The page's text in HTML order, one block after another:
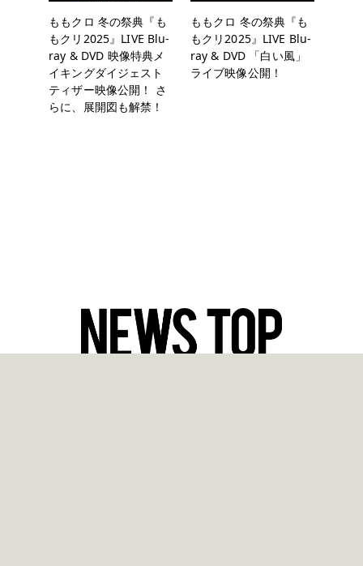
ももクロ 冬の祭典『も
もクリ2025』LIVE Blu-
ray & DVD 映像特典メ
イキングダイジェスト
ティザー映像公開！ さ
らに、展開図も解禁！
ももクロ 冬の祭典『も
もクリ2025』LIVE Blu-
ray & DVD 「白い風」
ライブ映像公開！